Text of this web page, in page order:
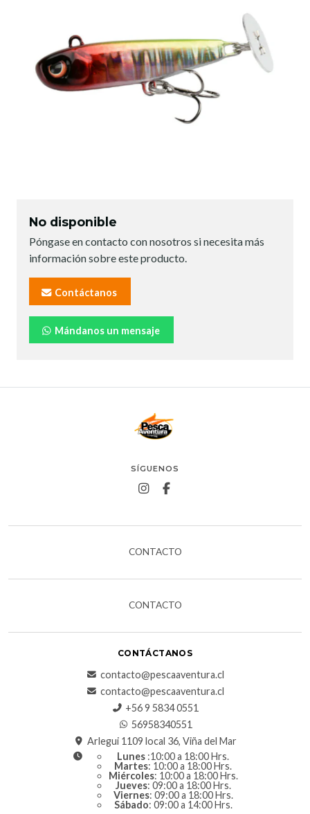
No disponible
Póngase en contacto con nosotros si necesita más
información sobre este producto.
Contáctanos
Mándanos un mensaje
SÍGUENOS
CONTACTO
CONTACTO
CONTÁCTANOS
contacto@pescaaventura.cl
contacto@pescaaventura.cl
+56 9 5834 0551
56958340551
Arlegui 1109 local 36, Viña del Mar
Lunes :10:00 a 18:00 Hrs.
Martes: 10:00 a 18:00 Hrs.
Miércoles: 10:00 a 18:00 Hrs.
Jueves: 09:00 a 18:00 Hrs.
Viernes: 09:00 a 18:00 Hrs.
Sábado: 09:00 a 14:00 Hrs.